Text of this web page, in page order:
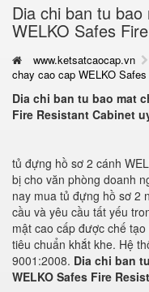
Dia chi ban tu
WELKO Safes
www.ketsatcaocap.vn
chay cao cap WELKO
Dia chi ban tu bao mat
Fire Resistant Cabinet
tủ đựng hồ sơ 2 cánh
bị cho văn phòng doanh
nay mua tủ đựng hồ sơ 2
cầu và yêu cầu tất yếu
mật cao cấp được chế
tiêu chuẩn khắt khe. Hệ
9001:2008. Dia chi ban
WELKO Safes Fire